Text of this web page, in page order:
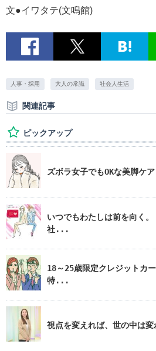
文●イワタテ(文鳴館)
人事・採用 大人の常識 社会人生活
関連記事
ピックアップ
ズボラ女子でもOKな美脚ケア
いつでもわたしは前を向く
社...
18～25歳限定クレジットカ
特...
視点を変えれば、世の中は